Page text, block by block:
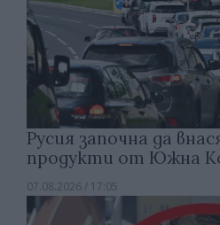
Русия започна да
продукти от Южна
07.08.2026 / 17:05